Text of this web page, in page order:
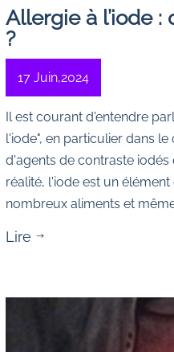
Allergie à l’iode :
?
17 Juin,2024
Il est courant d'entendre
l'iode", en particulier dans
d'agents de contraste iodés
réalité, l'iode est un
nombreux aliments et
Lire $